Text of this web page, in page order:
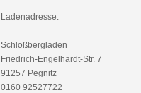
Ladenadresse:
Schloßbergladen
Friedrich-Engelhardt-Str. 7
91257 Pegnitz
0160 92527722